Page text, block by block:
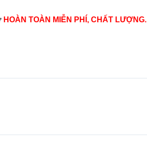
HOÀN TOÀN MIỄN PHÍ, CHẤT LƯỢNG.